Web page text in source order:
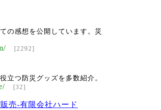
の感想を公開しています。災
[2292]
立つ防災グッズを多数紹介。
[32]
売-有限会社ハード